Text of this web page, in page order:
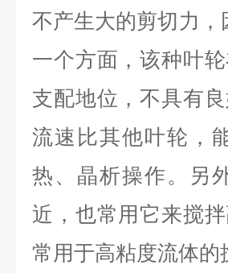
不产生大的剪切力
一个方面，该种叶
支配地位，不具有
流速比其他叶轮，
热、晶析操作。另
近，也常用它来搅
常用于高粘度流体的